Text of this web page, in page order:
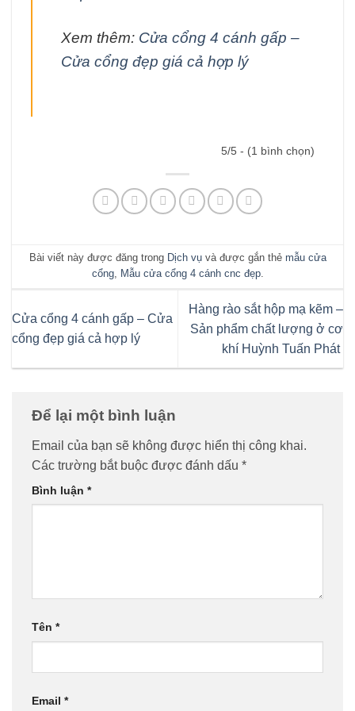
Xem thêm: Cửa cổng 4 cánh gấp –
Cửa cổng đẹp giá cả hợp lý
5/5 - (1 bình chọn)
Bài viết này được đăng trong Dịch vụvà được gắn thẻ mẫu cửa
cổng, Mẫu cửa cổng 4 cánh cnc đẹp.
Cửa cổng 4 cánh gấp – Cửa
cổng đẹp giá cả hợp lý
Hàng rào sắt hộp mạ kẽm –
Sản phẩm chất lượng ở cơ
khí Huỳnh Tuấn Phát
Để lại một bình luận
Email của bạn sẽ không được hiển thị công khai.
Các trường bắt buộc được đánh dấu *
Bình luận *
Tên *
Email *